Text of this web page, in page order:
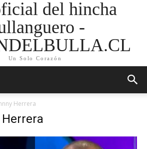
del hincha
-
Un Solo Corazón
Herrera